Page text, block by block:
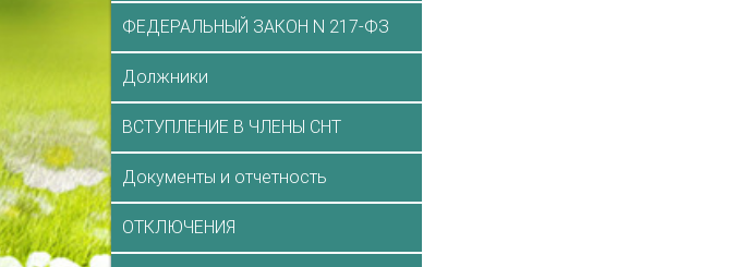
ФЕДЕРАЛЬНЫЙ ЗАКОН N 217-ФЗ
Должники
ВСТУПЛЕНИЕ В ЧЛЕНЫ СНТ
Документы и отчетность
ОТКЛЮЧЕНИЯ